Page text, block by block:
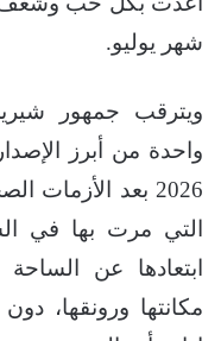
شهر يوليو.
ويترقب جمهور
واحدة من أبرز
2026 بعد
التي مرت بها في
ابتعادها عن الساحة
مكانتها ورونقها،